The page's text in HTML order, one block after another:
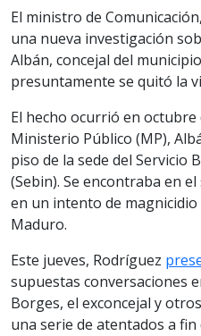
El ministro de
una nueva investigación
Albán, concejal del
presuntamente se quitó la
El hecho ocurrió en octubre
Ministerio Público (MP),
piso de la sede del Servicio
(Sebin). Se encontraba en
en un intento de
Maduro.
Este jueves, Rodríguez
supuestas conversaciones
Borges, el exconcejal y
una serie de atentados a